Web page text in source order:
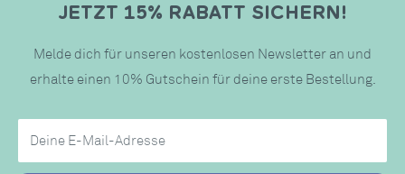
JETZT 15% RABATT SICHERN!
Melde dich für unseren kostenlosen Newsletter an und
erhalte einen 10% Gutschein für deine erste Bestellung.
Deine E-Mail-Adresse